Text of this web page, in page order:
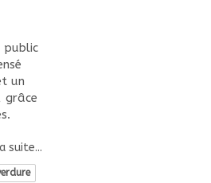
public
un
grâce
suite...